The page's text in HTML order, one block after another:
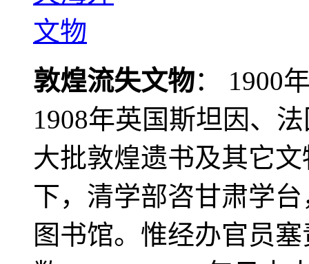
敦煌流失文物： 1900
1908年英国斯坦因、
大批敦煌遗书及其它
下，清学部咨甘肃学
图书馆。惟经办官员